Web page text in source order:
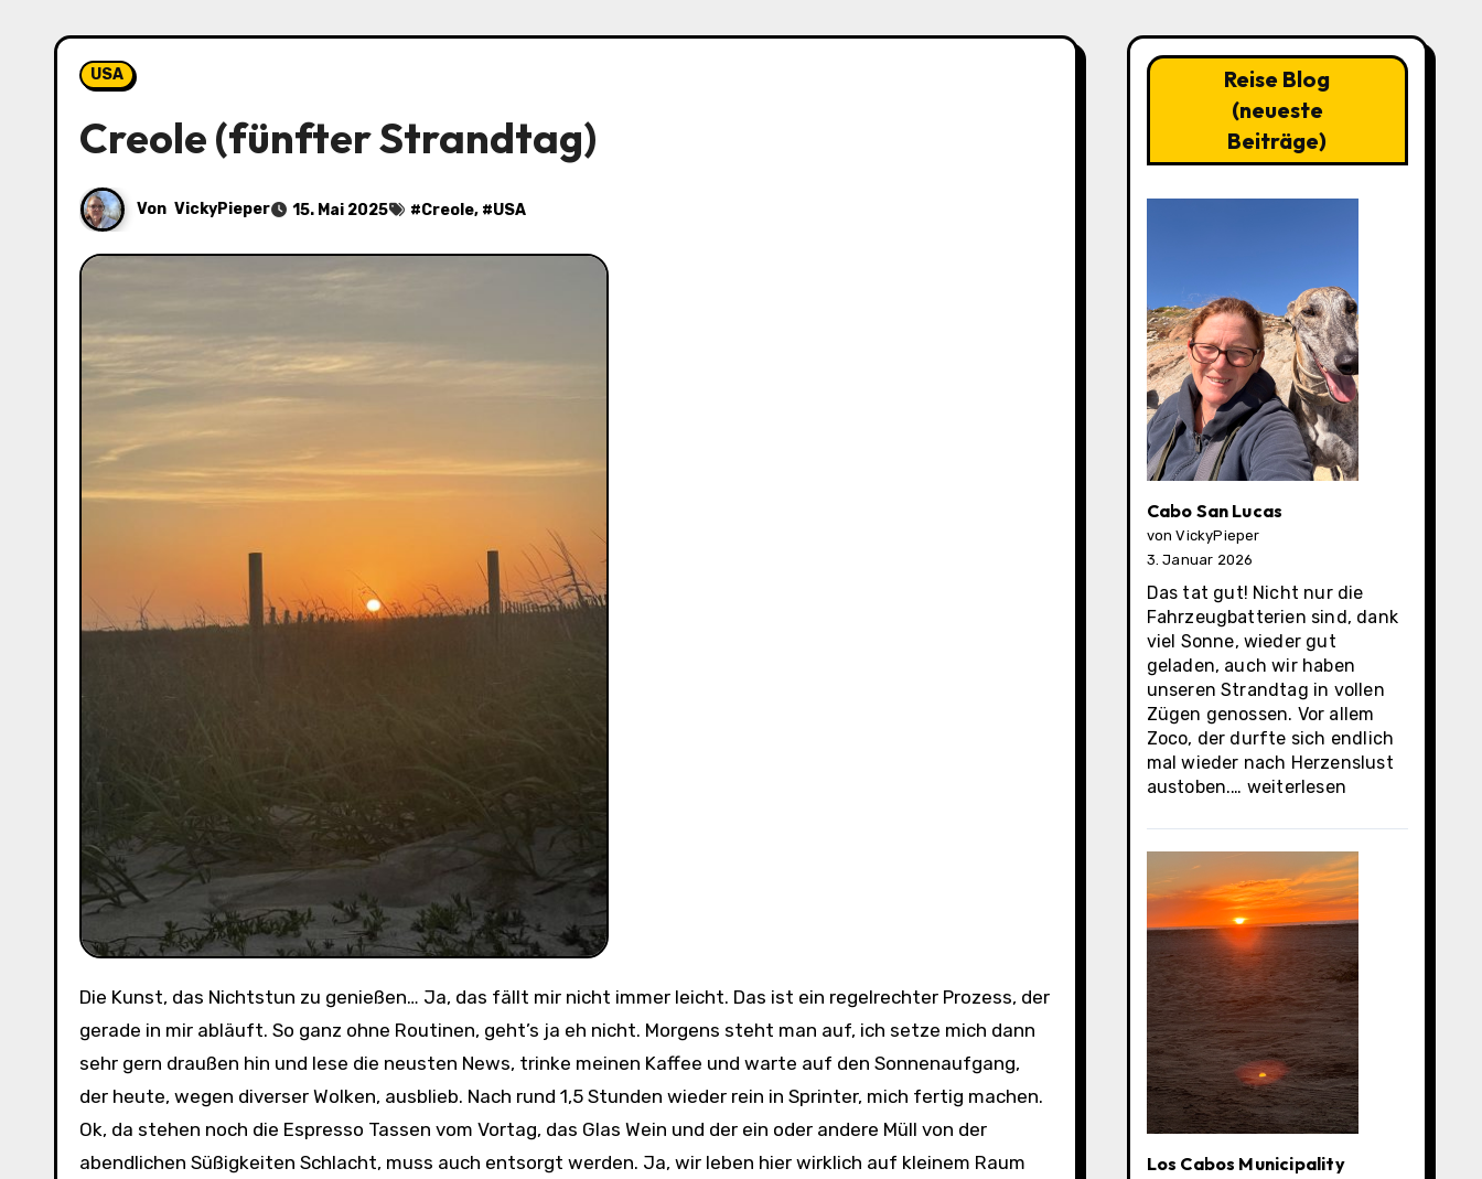
USA
Creole (fünfter Strandtag)
Von VickyPieper 15. Mai 2025 #Creole, #USA
Die Kunst, das Nichtstun zu genießen… Ja, das fällt mir nicht immer leicht. Das ist ein regelrechter Prozess, der
gerade in mir abläuft. So ganz ohne Routinen, geht’s ja eh nicht. Morgens steht man auf, ich setze mich dann
sehr gern draußen hin und lese die neusten News, trinke meinen Kaffee und warte auf den Sonnenaufgang,
der heute, wegen diverser Wolken, ausblieb. Nach rund 1,5 Stunden wieder rein in Sprinter, mich fertig machen.
Ok, da stehen noch die Espresso Tassen vom Vortag, das Glas Wein und der ein oder andere Müll von der
abendlichen Süßigkeiten Schlacht, muss auch entsorgt werden. Ja, wir leben hier wirklich auf kleinem Raum
Reise Blog
(neueste
Beiträge)
Cabo San Lucas
von VickyPieper
3. Januar 2026
Das tat gut! Nicht nur die
Fahrzeugbatterien sind, dank
viel Sonne, wieder gut
geladen, auch wir haben
unseren Strandtag in vollen
Zügen genossen. Vor allem
Zoco, der durfte sich endlich
mal wieder nach Herzenslust
austoben.… Cabo
Lucas
weiterlesen
Los Cabos Municipality